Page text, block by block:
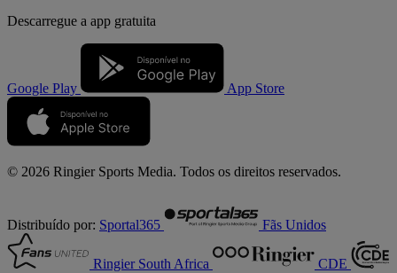
Descarregue a app gratuita
Google Play App Store
© 2026 Ringier Sports Media. Todos os direitos reservados.
Distribuído por: Sportal365 Fãs Unidos
Ringier South Africa CDE